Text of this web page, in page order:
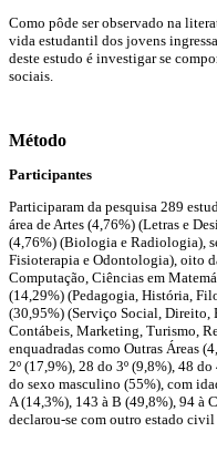
Como pôde ser observado na
vida estudantil dos jovens
deste estudo é investigar se
sociais.
Método
Participantes
Participaram da pesquisa 289
área de Artes (4,76%) (Letras e
(4,76%) (Biologia e Radiologia),
Fisioterapia e Odontologia), oito
Computação, Ciências em
(14,29%) (Pedagogia, História,
(30,95%) (Serviço Social,
Contábeis, Marketing, Turismo,
enquadradas como Outras Áreas
2º (17,9%), 28 do 3º (9,8%), 48
do sexo masculino (55%), com
A (14,3%), 143 à B (49,8%), 94 à
declarou-se com outro estado civil